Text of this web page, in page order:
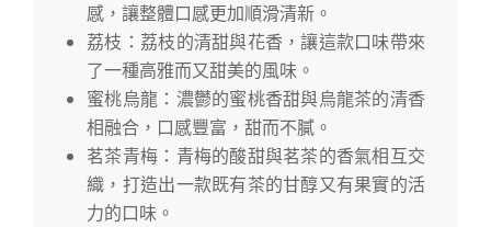
感，讓整體口感更加順滑清新。
荔枝：荔枝的清甜與花香，讓這款口味帶來
了一種高雅而又甜美的風味。
蜜桃烏龍：濃鬱的蜜桃香甜與烏龍茶的清香
相融合，口感豐富，甜而不膩。
茗茶青梅：青梅的酸甜與茗茶的香氣相互交
織，打造出一款既有茶的甘醇又有果實的活
力的口味。